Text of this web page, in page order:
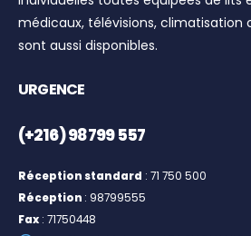
médicaux, télévisions, climatisation
sont aussi disponibles.
URGENCE
(+216) 98 799 557
Réception standard : 71 750 500
Réception : 98799555
Fax : 71750448